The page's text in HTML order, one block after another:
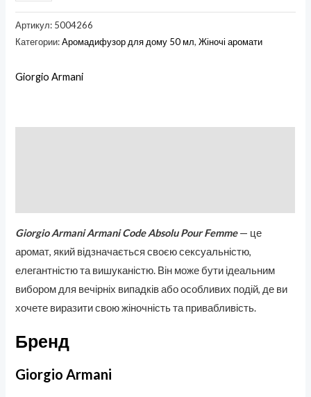
Артикул: 5004266
Категории:Аромадифузор для дому 50 мл,Жіночі аромати
Giorgio Armani
Giorgio Armani Armani Code Absolu Pour Femme— це
аромат, який відзначається своєю сексуальністю,
елегантністю та вишуканістю. Він може бути ідеальним
вибором для вечірніх випадків або особливих подій, де ви
хочете виразити свою жіночність та привабливість.
Бренд
Giorgio Armani